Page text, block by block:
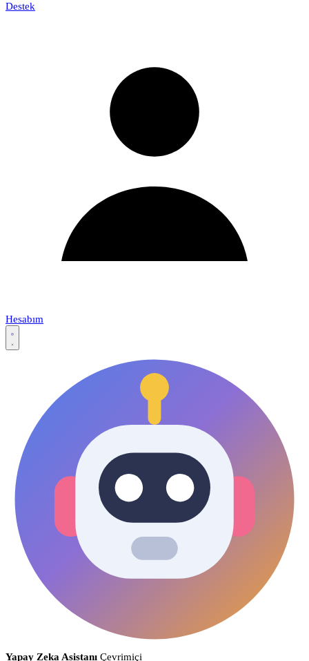
Destek
Hesabım
Yapay Zeka Asistanı Çevrimiçi